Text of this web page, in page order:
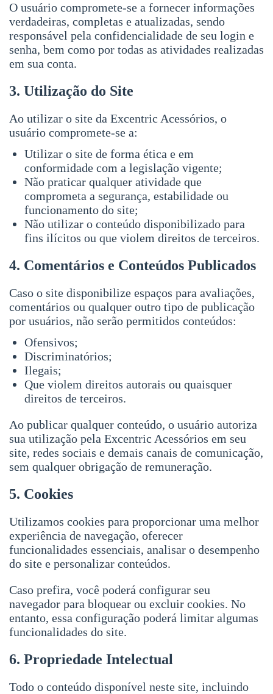
O usuário compromete-se a fornecer informações
verdadeiras, completas e atualizadas, sendo
responsável pela confidencialidade de seu login e
senha, bem como por todas as atividades realizadas
em sua conta.
3. Utilização do Site
Ao utilizar o site da Excentric Acessórios, o
usuário compromete-se a:
Utilizar o site de forma ética e em
conformidade com a legislação vigente;
Não praticar qualquer atividade que
comprometa a segurança, estabilidade ou
funcionamento do site;
Não utilizar o conteúdo disponibilizado para
fins ilícitos ou que violem direitos de terceiros.
4. Comentários e Conteúdos Publicados
Caso o site disponibilize espaços para avaliações,
comentários ou qualquer outro tipo de publicação
por usuários, não serão permitidos conteúdos:
Ofensivos;
Discriminatórios;
Ilegais;
Que violem direitos autorais ou quaisquer
direitos de terceiros.
Ao publicar qualquer conteúdo, o usuário autoriza
sua utilização pela Excentric Acessórios em seu
site, redes sociais e demais canais de comunicação,
sem qualquer obrigação de remuneração.
5. Cookies
Utilizamos cookies para proporcionar uma melhor
experiência de navegação, oferecer
funcionalidades essenciais, analisar o desempenho
do site e personalizar conteúdos.
Caso prefira, você poderá configurar seu
navegador para bloquear ou excluir cookies. No
entanto, essa configuração poderá limitar algumas
funcionalidades do site.
6. Propriedade Intelectual
Todo o conteúdo disponível neste site, incluindo